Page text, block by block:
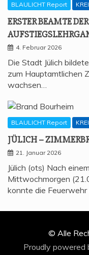
BLAULICHT Report
ERS­TER BEAM­TE
4. Februar 2026
Die Stadt Jülich
zum Hauptamtlichen
wachsen…
BLAULICHT Report
JÜLICH –
21. Januar 2026
Jülich (ots) Nach
Mittwochmorgen
konnte die
© Alle
Proudly powered